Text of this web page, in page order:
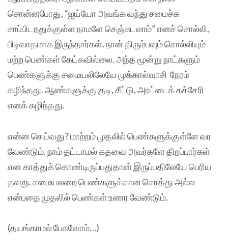
சொன்னபோது, “ஐய்யோ அவங்க வந்து சமைச்சு
சாப்பிடறதுக்குள்ள நாமளே செஞ்சுடலாம்” எனச் சொல்லி,
பிடிவாதமாக இருந்தார்கள். நான் திரும்பவும் சொல்லியும்
மற்ற பெண்கள் கேட்கவில்லை. அந்த மூன்று நாட்களும்
பெண்களுக்கு சமையலிலேயே முக்கால்வாசி நேரம்
கழிந்தது. ஆண்களுக்கு குடி, சீட்டு, அரட்டைக் கச்சேரி
எனக் கழிந்தது.
என்ன செய்வது? மாற்றம் முதலில் பெண்களுக்குள்ளே வர
வேண்டும். நாம் தட்டாமல் கதவை அவர்களே திறப்பார்கள்
என காத்துக் கொண்டிருப்பதுதான் இருப்பதிலேயே பெரிய
தவறு. சமையலறை பெண்களுக்கான சொத்து அல்ல
என்பதை முதலில் பெண்கள் உணர வேண்டும்.
(தயங்காமல் பேசுவோம்…)